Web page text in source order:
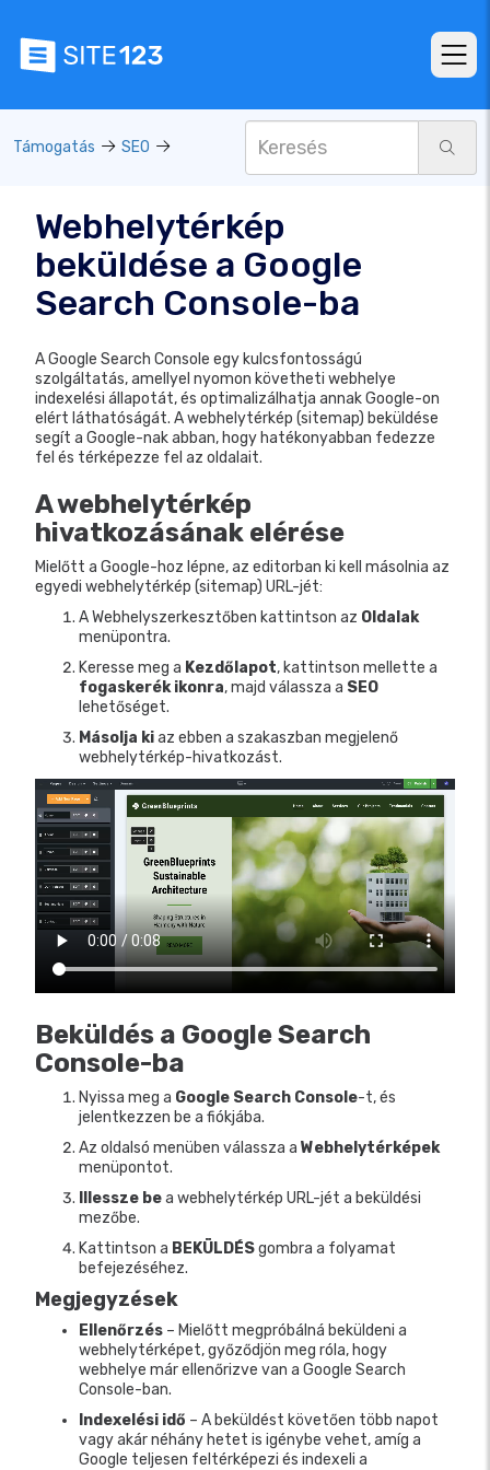
Támogatás SEO
Webhelytérkép
beküldése a Google
Search Console-ba
A Google Search Console egy kulcsfontosságú
szolgáltatás, amellyel nyomon követheti webhelye
indexelési állapotát, és optimalizálhatja annak Google-on
elért láthatóságát. A webhelytérkép (sitemap) beküldése
segít a Google-nak abban, hogy hatékonyabban fedezze
fel és térképezze fel az oldalait.
A webhelytérkép
hivatkozásának elérése
Mielőtt a Google-hoz lépne, az editorban ki kell másolnia az
egyedi webhelytérkép (sitemap) URL-jét:
A Webhelyszerkesztőben kattintson az Oldalak
menüpontra.
Keresse meg a Kezdőlapot, kattintson mellette a
fogaskerék ikonra, majd válassza a SEO
lehetőséget.
Másolja kiaz ebben a szakaszban megjelenő
webhelytérkép-hivatkozást.
Beküldés a Google Search
Console-ba
Nyissa meg a Google Search Console-t, és
jelentkezzen be a fiókjába.
Az oldalsó menüben válassza a Webhelytérképek
menüpontot.
Illessze bea webhelytérkép URL-jét a beküldési
mezőbe.
Kattintson a BEKÜLDÉSgombra a folyamat
befejezéséhez.
Megjegyzések
Ellenőrzés – Mielőtt megpróbálná beküldeni a
webhelytérképet, győződjön meg róla, hogy
webhelye már ellenőrizve van a Google Search
Console-ban.
Indexelési idő – A beküldést követően több napot
vagy akár néhány hetet is igénybe vehet, amíg a
Google teljesen feltérképezi és indexeli a